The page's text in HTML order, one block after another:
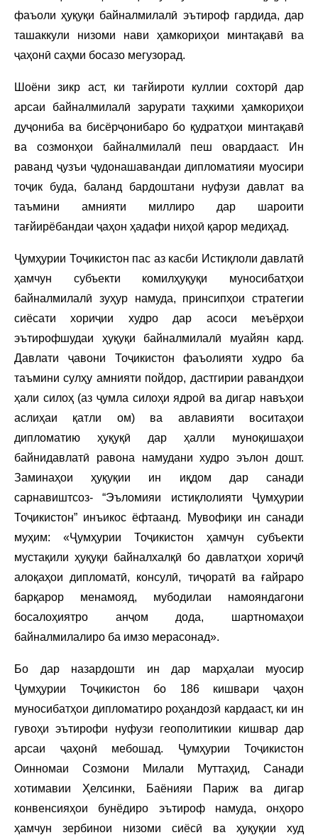
фаъоли ҳуқуқи байналмилалӣ эътироф гардида, дар
ташаккули низоми нави ҳамкориҳои минтақавӣ ва
ҷаҳонӣ саҳми босазо мегузорад.
Шоёни зикр аст, ки тағйироти куллии сохторӣ дар
арсаи байналмилалӣ зарурати таҳкими ҳамкориҳои
дуҷониба ва бисёрҷонибаро бо қудратҳои минтақавӣ
ва созмонҳои байналмилалӣ пеш овардааст. Ин
раванд ҷузъи ҷудонашавандаи дипломатияи муосири
тоҷик буда, баланд бардоштани нуфузи давлат ва
таъмини амнияти миллиро дар шароити
тағйирёбандаи ҷаҳон ҳадафи ниҳоӣ қарор медиҳад.
Ҷумҳурии Тоҷикистон пас аз касби Истиқлоли давлатӣ
ҳамчун субъекти комилҳуқуқи муносибатҳои
байналмилалӣ зуҳур намуда, принсипҳои стратегии
сиёсати хориҷии худро дар асоси меъёрҳои
эътирофшудаи ҳуқуқи байналмилалӣ муайян кард.
Давлати ҷавони Тоҷикистон фаъолияти худро ба
таъмини сулҳу амнияти пойдор, дастгирии равандҳои
ҳали силоҳ (аз ҷумла силоҳи ядроӣ ва дигар навъҳои
аслиҳаи қатли ом) ва авлавияти воситаҳои
дипломатию ҳуқуқӣ дар ҳалли муноқишаҳои
байнидавлатӣ равона намудани худро эълон дошт.
Заминаҳои ҳуқуқии ин иқдом дар санади
сарнавиштсоз- “Эъломияи истиқлолияти Ҷумҳурии
Тоҷикистон” инъикос ёфтаанд. Мувофиқи ин санади
муҳим: «Ҷумҳурии Тоҷикистон ҳамчун субъекти
мустақили ҳуқуқи байналхалқӣ бо давлатҳои хориҷӣ
алоқаҳои дипломатӣ, консулӣ, тиҷоратӣ ва ғайраро
барқарор менамояд, мубодилаи намояндагони
босалоҳиятро анҷом дода, шартномаҳои
байналмилалиро ба имзо мерасонад».
Бо дар назардошти ин дар марҳалаи муосир
Ҷумҳурии Тоҷикистон бо 186 кишвари ҷаҳон
муносибатҳои дипломатиро роҳандозӣ кардааст, ки ин
гувоҳи эътирофи нуфузи геополитикии кишвар дар
арсаи ҷаҳонӣ мебошад. Ҷумҳурии Тоҷикистон
Оинномаи Созмони Милали Муттаҳид, Санади
хотимавии Ҳелсинки, Баёнияи Париж ва дигар
конвенсияҳои бунёдиро эътироф намуда, онҳоро
ҳамчун зербинои низоми сиёсӣ ва ҳуқуқии худ